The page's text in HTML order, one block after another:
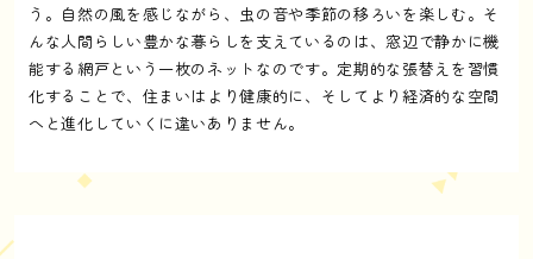
う。自然の風を感じながら、虫の音や季節の移ろいを楽しむ。そ
んな人間らしい豊かな暮らしを支えているのは、窓辺で静かに機
能する網戸という一枚のネットなのです。定期的な張替えを習慣
化することで、住まいはより健康的に、そしてより経済的な空間
へと進化していくに違いありません。